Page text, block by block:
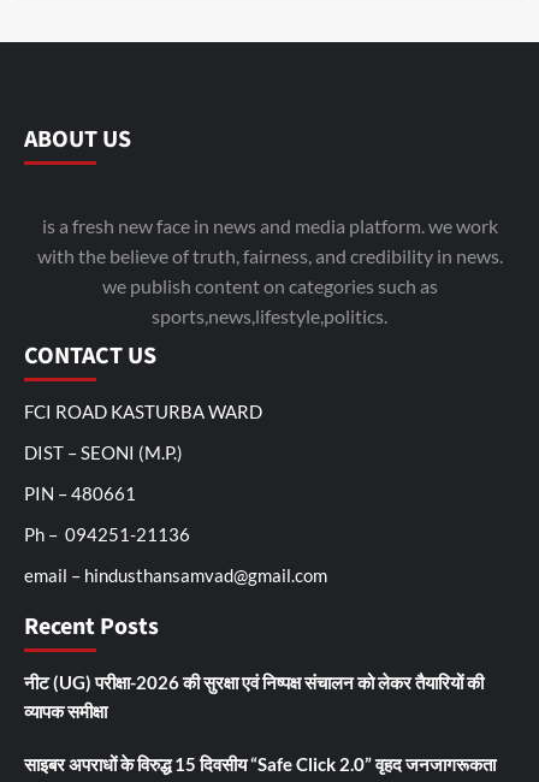
ABOUT US
is a fresh new face in news and media platform. we work
with the believe of truth, fairness, and credibility in news.
we publish content on categories such as
sports,news,lifestyle,politics.
CONTACT US
FCI ROAD KASTURBA WARD
DIST – SEONI (M.P.)
PIN – 480661
Ph – 094251-21136
email – hindusthansamvad@gmail.com
Recent Posts
नीट (UG) परीक्षा-2026 की सुरक्षा एवं निष्पक्ष संचालन को लेकर तैयारियों की
व्यापक समीक्षा
साइबर अपराधों के विरुद्ध 15 दिवसीय “Safe Click 2.0” वृहद जनजागरूकता